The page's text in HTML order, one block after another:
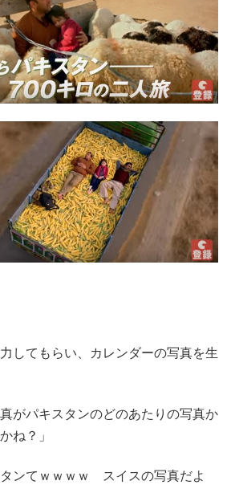
してもらい、カレンダーの写真を生
がパキスタンのどのあたりの写真か
ね？」
ンてｗｗｗｗ スイスの写真だよ